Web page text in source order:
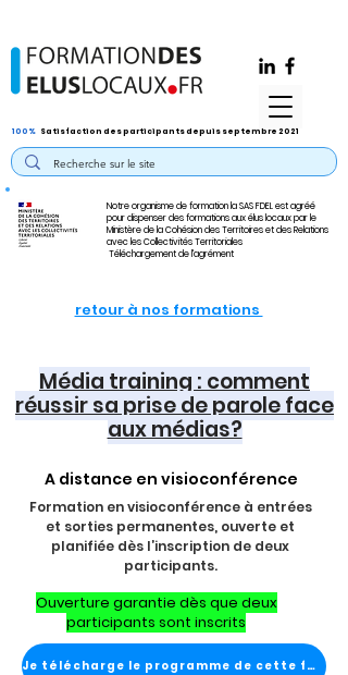
Notre organisme de formation la SAS FDEL est agréé
pour dispenser des formations aux élus locaux par le
Ministère de la Cohésion des Territoires et des Relations
avec les Collectivités Territoriales
Téléchargement de l'agrément
100% Satisfaction des participants depuis septembre 2021
retour à nos formations
Média training : comment
réussir sa prise de parole face
aux médias?
A distance en visioconférence
Formation en visioconférence à entrées
et sorties permanentes, ouverte et
planifiée dès l’inscription de deux
participants.
Ouverture garantie dès que deux
participants sont inscrits
Je télécharge le programme de cette formation